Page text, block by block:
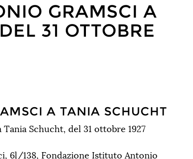
GRAMSCI A
31 OTTOBRE
A TANIA SCHUCHT
Schucht, del 31 ottobre 1927
6l/138, Fondazione Istituto Antonio